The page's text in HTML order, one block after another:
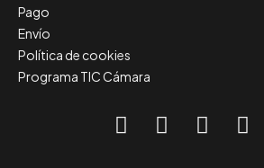
Pago
Envío
Política de cookies
Programa TIC Cámara